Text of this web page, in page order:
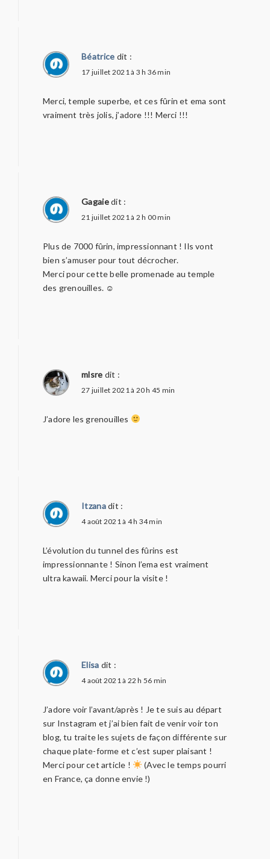
Béatrice dit :
17 juillet 2021 à 3 h 36 min
Merci, temple superbe, et ces fûrin et ema sont
vraiment très jolis, j’adore !!! Merci !!!
Gagaiedit :
21 juillet 2021 à 2 h 00 min
Plus de 7000 fûrin, impressionnant ! Ils vont
bien s’amuser pour tout décrocher.
Merci pour cette belle promenade au temple
des grenouilles. ☺
mlsre dit :
27 juillet 2021 à 20 h 45 min
J’adore les grenouilles
Itzanadit :
4 août 2021 à 4 h 34 min
L’évolution du tunnel des fûrins est
impressionnante ! Sinon l’ema est vraiment
ultra kawaii. Merci pour la visite !
Elisa dit :
4 août 2021 à 22 h 56 min
J’adore voir l’avant/après ! Je te suis au départ
sur Instagram et j’ai bien fait de venir voir ton
blog, tu traite les sujets de façon différente sur
chaque plate-forme et c’est super plaisant !
Merci pour cet article !
(Avec le temps pourri
en France, ça donne envie !)